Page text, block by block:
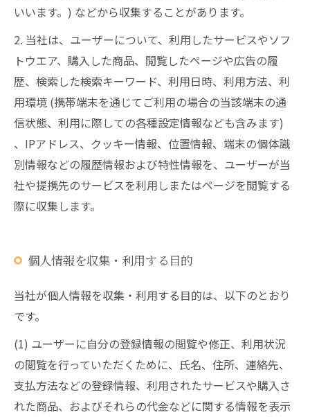
いいます。) などから収集することがあります。
2. 当社は、ユーザーについて、利用したサービスやソフ
トウエア、購入した商品、閲覧したページや広告の履
歴、検索した検索キーワード、利用日時、利用方法、利
用環境 (携帯端末を通じてご利用の場合の当該端末の通
信状態、利用に際しての各種設定情報なども含みます)
、IPアドレス、クッキー情報、位置情報、端末の個体識
別情報などの履歴情報および特性情報を、ユーザーが当
社や提携先のサービスを利用しまたはページを閲覧する
際に収集します。
個人情報を収集・利用する目的
当社が個人情報を収集・利用する目的は、以下のとおり
です。
(1) ユーザーに自分の登録情報の閲覧や修正、利用状況
の閲覧を行っていただくために、氏名、住所、連絡先、
支払方法などの登録情報、利用されたサービスや購入さ
れた商品、およびそれらの代金などに関する情報を表示